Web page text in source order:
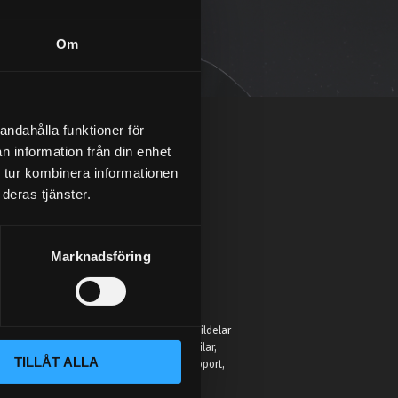
Om
funktioner för
information från din enhet
kombinera informationen
tjänster.
Marknadsföring
TILLÅT ALLA
Street Performance hittar du inte bara bildelar
för att hjälpa entusiaster förbättra sina bilar,
hobbyprojekt. Vi erbjuder kunnig support,
som faktiskt kan bilar.